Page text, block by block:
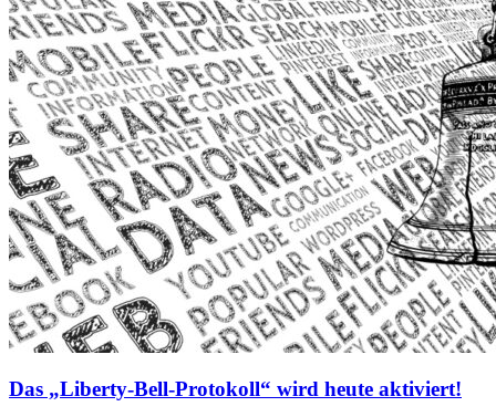
Das „Liberty-Bell-Protokoll“ wird heute aktiviert!